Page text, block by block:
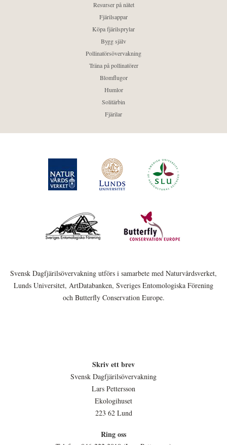
Resurser på nätet
Fjärilsappar
Köpa fjärilsprylar
Bygg själv
Pollinatörsövervakning
Träna på pollinatörer
Blomflugor
Humlor
Solitärbin
Fjärilar
Svensk Dagfjärilsövervakning utförs i samarbete med Naturvårdsverket,
Lunds Universitet, ArtDatabanken, Sveriges Entomologiska Förening
och Butterfly Conservation Europe.
Skriv ett brev
Svensk Dagfjärilsövervakning
Lars Pettersson
Ekologihuset
223 62 Lund
Ring oss